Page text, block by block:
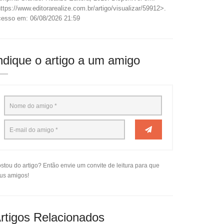
www.editorarealize.com.br/artigo/visualizar/59912>.
em: 06/08/2026 21:59
o artigo a um amigo
do artigo? Então envie um convite de leitura para que
amigos!
Relacionados